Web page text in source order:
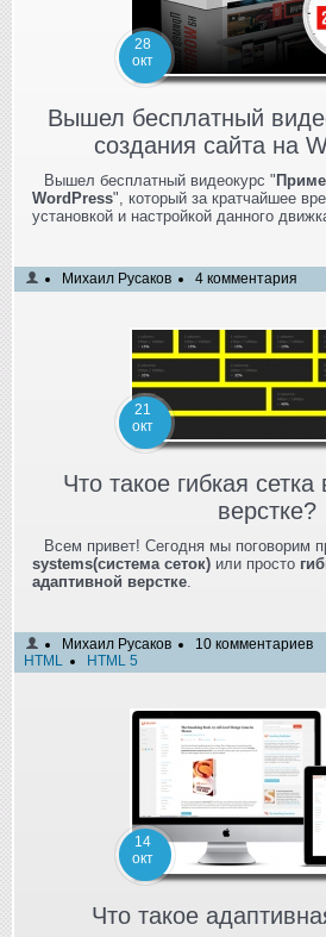
28
окт
Вышел бесплатный
создания сайта на
Вышел бесплатный видеокурс "
WordPress", который за кратчайшее
установкой и настройкой данного
Михаил Русаков 4 комментария
21
окт
Что такое гибкая
верстке?
Всем привет! Сегодня мы поговорим
systems(система сеток) или просто
адаптивной верстке
Михаил Русаков
10 комментариев
HTML
HTML 5
14
окт
Что такое